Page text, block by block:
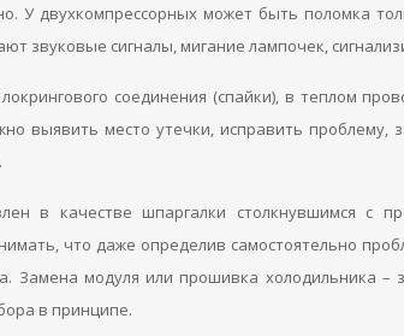
У двухкомпрессорных может быть поломка
звуковые сигналы, мигание лампочек,
соединения (спайки), в теплом
выявить место утечки, исправить проблему,
в качестве шпаргалки столкнувшимся с
что даже определив самостоятельно
Замена модуля или прошивка холодильника –
в принципе.